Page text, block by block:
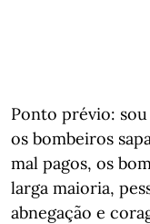
Ponto prévio: sou
os bombeiros
mal pagos, os
larga maioria,
abnegação e